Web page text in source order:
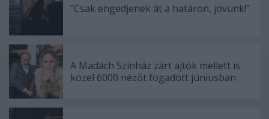
"Csak engedjenek át a határon, jövünk!"
A Madách Színház zárt ajtók mellett is
közel 6000 nézőt fogadott júniusban